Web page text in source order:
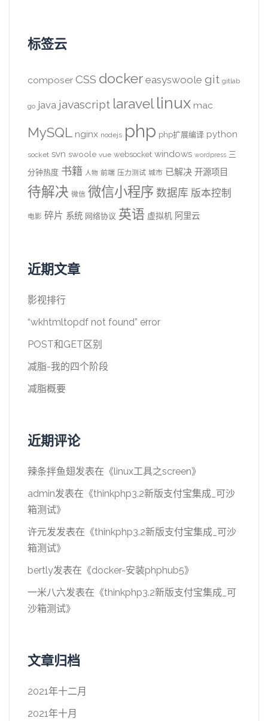
标签云
composer CSS docker easyswoole git gitlab
go java javascript laravel linux mac
MySQL nginx nodejs php php扩展编译 python
socket svn swoole vue websocket windows wordpress 三
分钟热度 书籍 人物 前端 压力测试 城市 已解决 开源项目
待解决 微信 微信小程序 数据库 版本控制
电影 碎片 系统 网络协议 英语 虚拟机 阿里云
近期文章
影视排行
“wkhtmltopdf not found” error
POST和GET区别
减脂-我的四个阶段
减脂概要
近期评论
辣条拌鱼翅发表在《linux工具之screen》
admin发表在《thinkphp3.2新版支付宝集成_可沙
箱测试》
许元发发表在《thinkphp3.2新版支付宝集成_可沙
箱测试》
bertly发表在《docker-安装phphub5》
一米八六发表在《thinkphp3.2新版支付宝集成_可
沙箱测试》
文章归档
2021年十二月
2021年十月